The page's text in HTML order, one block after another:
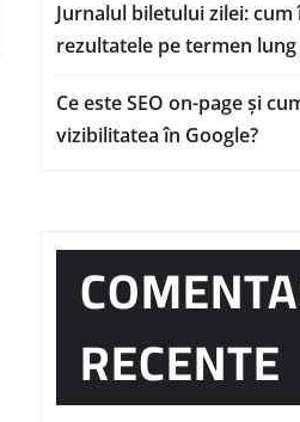
Jurnalul biletului zilei:
rezultatele pe termen lung
Ce este SEO on-page și
vizibilitatea în Google?
RECENTE